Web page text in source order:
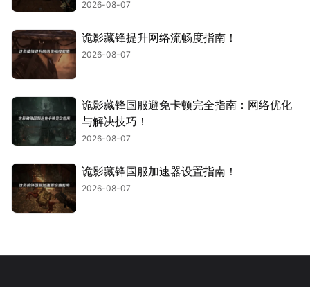
2026-08-07
诡影藏锋提升网络流畅度指南！
2026-08-07
诡影藏锋国服避免卡顿完全指南：网络优化
与解决技巧！
2026-08-07
诡影藏锋国服加速器设置指南！
2026-08-07